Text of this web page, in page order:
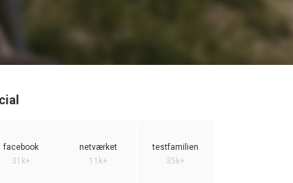
facebook
31k+
netværket
11k+
testfamilien
35k+